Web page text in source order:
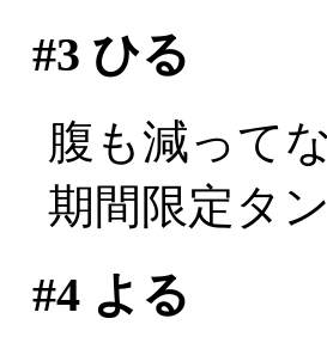
#3 ひる
腹も減って
期間限定タ
#4よる